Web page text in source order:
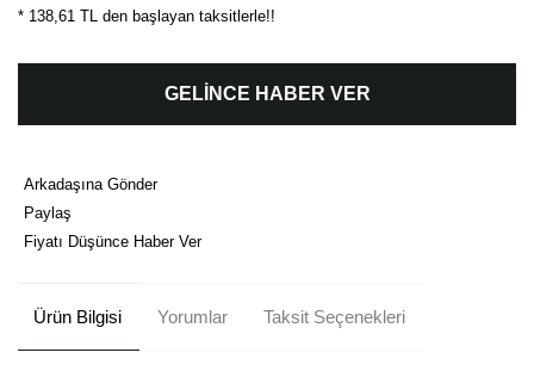
* 138,61 TL den başlayan taksitlerle!!
GELİNCE HABER VER
Arkadaşına Gönder
Paylaş
Fiyatı Düşünce Haber Ver
Ürün Bilgisi Yorumlar Taksit Seçenekleri